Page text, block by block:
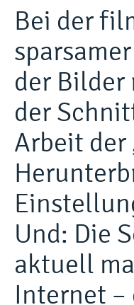
Bei der
der Bilder
der
Arbeit der
Und: Die
aktuell
Internet –